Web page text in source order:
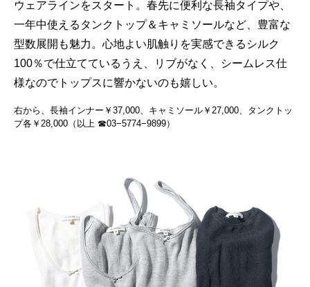
ウェアラインをスタート。春先に便利な長袖タイプや、
一年中使えるタンクトップ＆キャミソールなど、豊富な
型数展開も魅力。心地よい肌触りを実感できるシルク
100％で仕立てているうえ、リブがなく、シームレス仕
様なのでトップスに響かないのも嬉しい。
右から、長袖インナー￥37,000、キャミソール￥27,000、タンクトッ
プ各￥28,000（以上 ☎03−5774−9899）